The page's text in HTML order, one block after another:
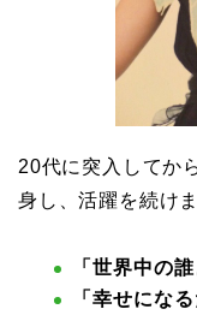
20代に突入してか
身し、活躍を続けま
「世界中の
「幸せにな